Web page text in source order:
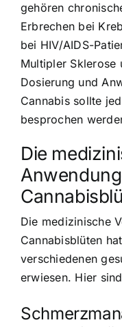
gehören
Erbrechen bei
bei HIV/AIDS-
Multipler Sklerose
Dosierung und
Cannabis sollte
besprochen
Die
Die medizinische
Cannabisblüten
verschiedenen
erwiesen. Hier